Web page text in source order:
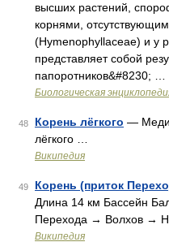
высших растений,
корнями,
(Hymenophyllaceae) и у
представляет собой
папоротников&#8230; …
Биологическая
48 Корень лёгкого —
лёгкого …
Википедия
49 Корень (приток
Длина 14 км Бассейн
Перехода → Волхов →
Википедия